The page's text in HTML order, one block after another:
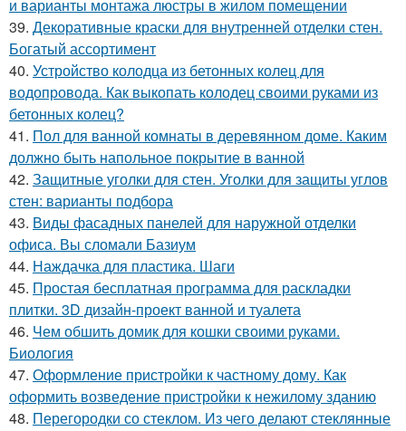
и варианты монтажа люстры в жилом помещении
39. Декоративные краски для внутренней отделки стен.
Богатый ассортимент
40. Устройство колодца из бетонных колец для
водопровода. Как выкопать колодец своими руками из
бетонных колец?
41. Пол для ванной комнаты в деревянном доме. Каким
должно быть напольное покрытие в ванной
42. Защитные уголки для стен. Уголки для защиты углов
стен: варианты подбора
43. Виды фасадных панелей для наружной отделки
офиса. Вы сломали Базиум
44. Наждачка для пластика. Шаги
45. Простая бесплатная программа для раскладки
плитки. 3D дизайн-проект ванной и туалета
46. Чем обшить домик для кошки своими руками.
Биология
47. Оформление пристройки к частному дому. Как
оформить возведение пристройки к нежилому зданию
48. Перегородки со стеклом. Из чего делают стеклянные